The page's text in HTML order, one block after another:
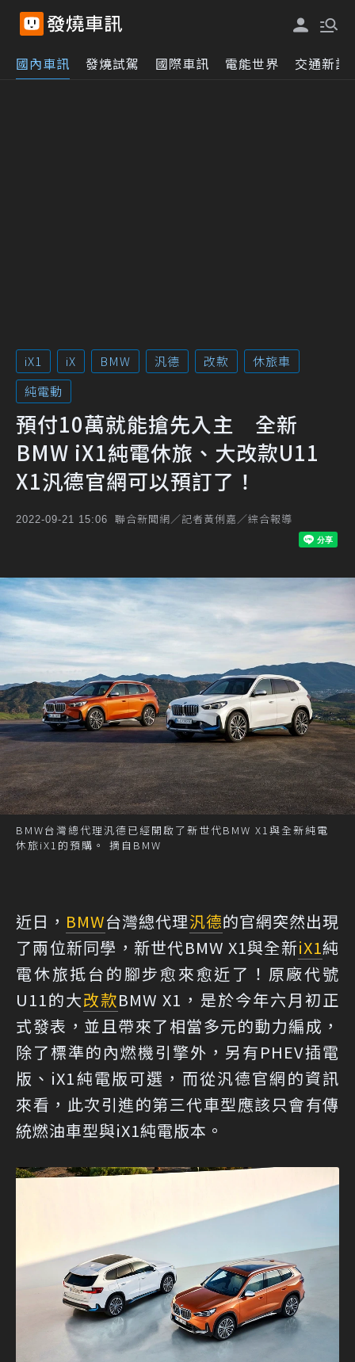
國內車訊 發燒試駕 國際車訊 電能世界 交通新訊
iX1 iX BMW 汎德 改款
休旅車
純電動
預付10萬就能搶先入主 全新
BMW iX1純電休旅、大改款U11
X1汎德官網可以預訂了！
2022-09-21 15:06 聯合新聞網／記者黃俐嘉／綜合報導
BMW台灣總代理汎德已經開啟了新世代BMW X1與全新純電
休旅iX1的預購。 摘自BMW
近日， BMW台灣總代理汎德的官網突然出現
了兩位新同學，新世代BMW X1與全新iX1純
電休旅抵台的腳步愈來愈近了！原廠代號
U11的大改款BMW X1，是於今年六月初正
式發表，並且帶來了相當多元的動力編成，
除了標準的內燃機引擎外，另有PHEV插電
版、iX1純電版可選，而從汎德官網的資訊
來看，此次引進的第三代車型應該只會有傳
統燃油車型與iX1純電版本。